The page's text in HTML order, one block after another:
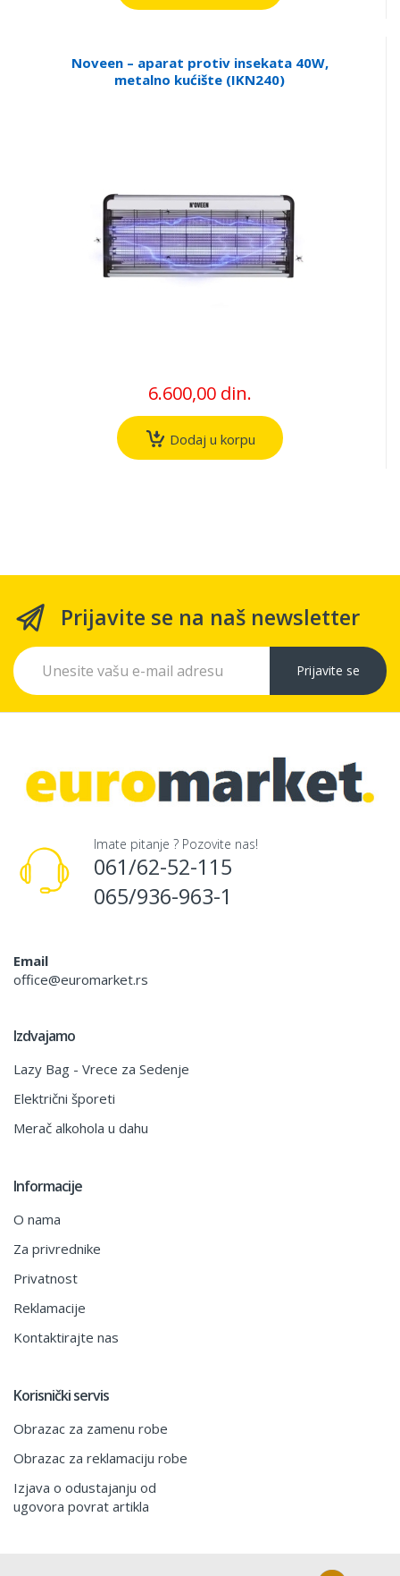
Noveen – aparat protiv insekata 40W,
metalno kućište (IKN240)
6.600,00 din.
Dodaj u korpu
Prijavite se na naš newsletter
Prijavite se
Imate pitanje ? Pozovite nas!
061/62-52-115
065/936-963-1
Email
office@euromarket.rs
Izdvajamo
Lazy Bag - Vrece za Sedenje
Električni šporeti
Merač alkohola u dahu
Informacije
O nama
Za privrednike
Privatnost
Reklamacije
Kontaktirajte nas
Korisnički servis
Obrazac za zamenu robe
Obrazac za reklamaciju robe
Izjava o odustajanju od
ugovora povrat artikla